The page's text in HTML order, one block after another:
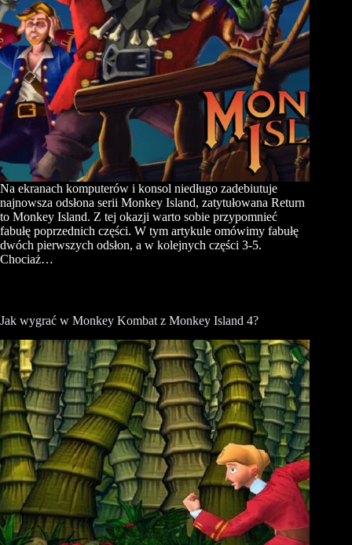
Na ekranach komputerów i konsol niedługo zadebiutuje
najnowsza odsłona serii Monkey Island, zatytułowana Return
to Monkey Island. Z tej okazji warto sobie przypomnieć
fabułę poprzednich części. W tym artykule omówimy fabułę
dwóch pierwszych odsłon, a w kolejnych części 3-5.
Chociaż…
Jak wygrać w Monkey Kombat z Monkey Island 4?